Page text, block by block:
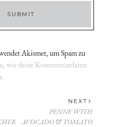
Akismet, um Spam zu
wie deine Kommentardaten
NEXT
PENNE WITH
AVOCADO & TOMATO